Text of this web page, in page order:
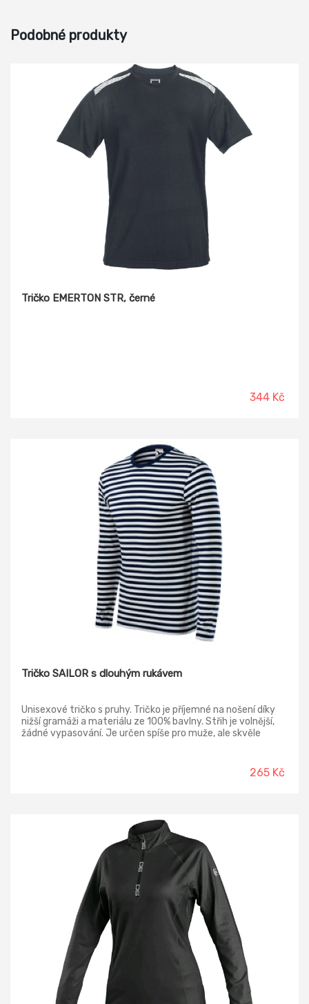
Podobné produkty
Tričko EMERTON STR, černé
344 Kč
Tričko SAILOR s dlouhým rukávem
Unisexové tričko s pruhy. Tričko je příjemné na nošení díky
nižší gramáži a materiálu ze 100% bavlny. Střih je volnější,
žádné vypasování. Je určen spíše pro muže, ale skvěle
265 Kč